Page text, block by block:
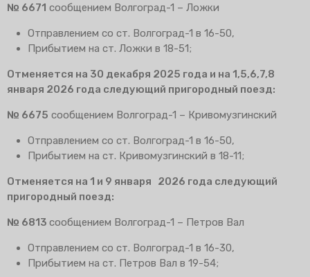
№ 6671 сообщением Волгоград-1 – Ложки
Отправлением со ст. Волгоград-1 в 16-50,
Прибытием на ст. Ложки в 18-51;
Отменяется на 30 декабря 2025 года и на 1,5,6,7,8
января 2026 года следующий пригородный поезд:
№ 6675 сообщением Волгоград-1 – Кривомузгинский
Отправлением со ст. Волгоград-1 в 16-50,
Прибытием на ст. Кривомузгинский в 18-11;
Отменяется на 1 и 9 января 2026 года следующий
пригородный поезд:
№ 6813 сообщением Волгоград-1 – Петров Вал
Отправлением со ст. Волгоград-1 в 16-30,
Прибытием на ст. Петров Вал в 19-54;